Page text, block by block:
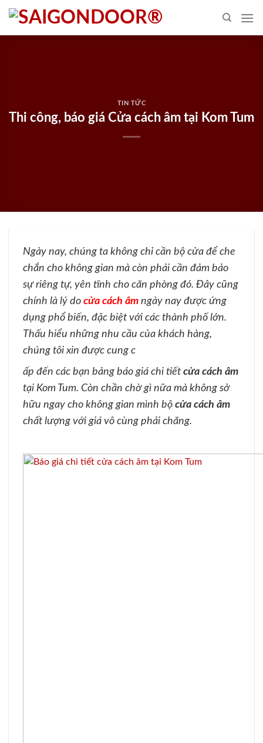
Skip
content
TIN TỨC
Thi công, báo giá Cửa cách âm tại Kom Tum
Ngày nay, chúng ta không chỉ cần bộ cửa để che
chắn cho không gian mà còn phải cần đảm bảo
sự riêng tự, yên tĩnh cho căn phòng đó. Đây cũng
chính là lý do cửa cách âm ngày nay được ứng
dụng phổ biến, đặc biệt với các thành phố lớn.
Thấu hiểu những nhu cầu của khách hàng,
chúng tôi xin được cung c
ấp đến các bạn bảng báo giá chi tiết cửa cách âm
tại Kom Tum. Còn chần chờ gì nữa mà không sở
hữu ngay cho không gian mình bộ cửa cách âm
chất lượng với giá vô cùng phải chăng.